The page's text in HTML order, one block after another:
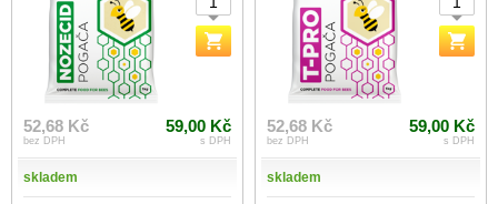
52,68 Kč
bez DPH
59,00 Kč
s DPH
skladem
52,68 Kč
bez DPH
59,00 Kč
s DPH
skladem